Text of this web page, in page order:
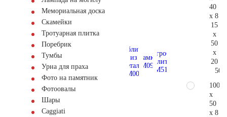
Мемориальная доска
Скамейки
Тротуарная плитка
Поребрик
Тумбы
Урна для праха
Фото на памятник
Фотоовалы
Шары
Сaggiati
40
x 8
15
x
50
x
20
100
x
50
x 8